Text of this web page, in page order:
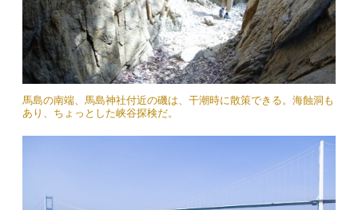
馬島の南端、馬島神社付近の磯は、干潮時に散策できる。海蝕洞も
あり、ちょっとした峡谷探検だ。